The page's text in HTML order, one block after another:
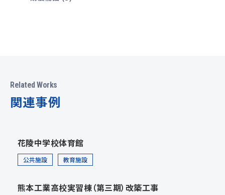
Related Works
関連事例
花陵中学校体育館
公共施設 教育施設
熊本工業高校実習棟（第三期）改築工事